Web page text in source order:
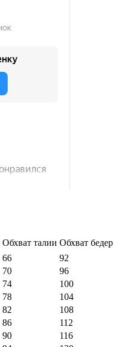
Обхват талии Обхват бедер
66
92
70
96
74
100
78
104
82
108
86
112
90
116